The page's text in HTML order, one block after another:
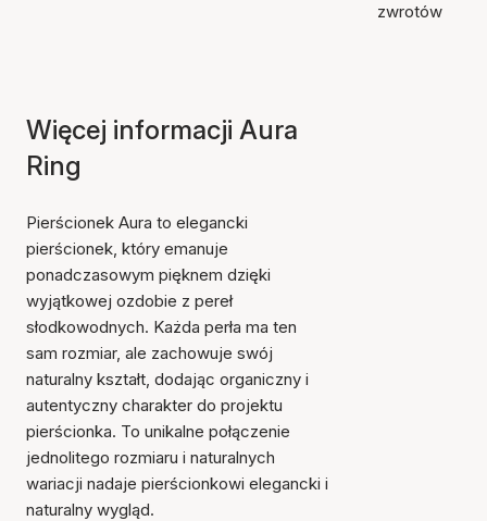
zwrotów
Więcej informacji Aura
Ring
Pierścionek Aura to elegancki
pierścionek, który emanuje
ponadczasowym pięknem dzięki
wyjątkowej ozdobie z pereł
słodkowodnych. Każda perła ma ten
sam rozmiar, ale zachowuje swój
naturalny kształt, dodając organiczny i
autentyczny charakter do projektu
pierścionka. To unikalne połączenie
jednolitego rozmiaru i naturalnych
wariacji nadaje pierścionkowi elegancki i
naturalny wygląd.